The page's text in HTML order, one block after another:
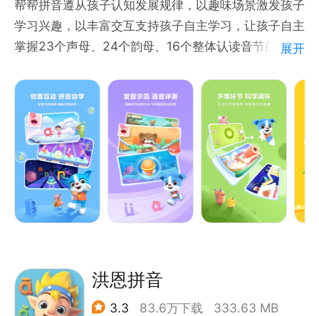
translate@tencent.com。
帮帮拼音遵从孩子认知发展规律，以趣味场景激发孩子
学习兴趣，以丰富交互支持孩子自主学习，让孩子自主
掌握23个声母、24个韵母、16个整体认读音节的认、
【产品内容】
1、23个声母、24个韵母（单韵母、复韵母、前后鼻
音）、16个整体认读音节，共63个拼音字母，18个单
元小测
【产品特色】
展开
洪恩拼音
3.3 83.6万下载 333.63 MB